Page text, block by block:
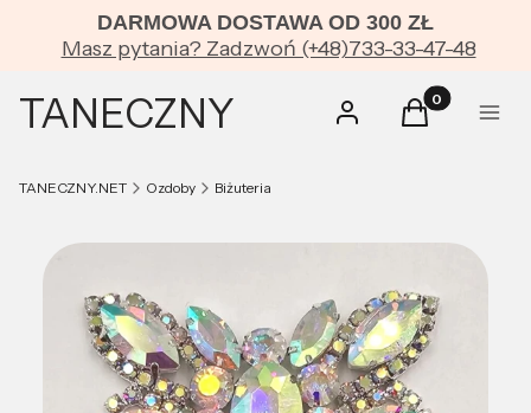
DARMOWA DOSTAWA OD 300 ZŁ
Masz pytania? Zadzwoń (+48)733-33-47-48
TANECZNY Zaloguj sięProdukty w
Koszyk Menu
TANECZNY.NET Ozdoby Biżuteria